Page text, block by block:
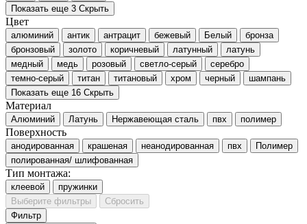
Показать еще 3 Скрыть
Цвет
алюминий антик антрацит бежевый Белый
бронза
бронзовый
золото коричневый латунный
латунь
медный
медь розовый светло-серый
серебро
темно-серый
титан титановый хром черный
шампань
Показать еще 16 Скрыть
Материал
Алюминий Латунь Нержавеющая сталь пвх полимер
Поверхность
анодированная крашеная неанодированная пвх
Полимер
полированная/ шлифованная
Тип монтажа:
клеевой
пружинки
Выберите фильтры
Сбросить
Фильтр